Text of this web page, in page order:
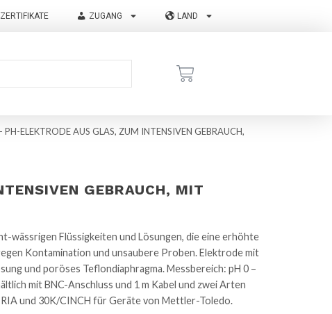
ZERTIFIKATE ZUGANG LAND
- PH-ELEKTRODE AUS GLAS, ZUM INTENSIVEN GEBRAUCH,
GEBRAUCH, MIT
wässrigen Flüssigkeiten und Lösungen, die eine erhöhte
Kontamination und unsaubere Proben. Elektrode mit
und poröses Teflondiaphragma. Messbereich: pH 0 –
mit BNC-Anschluss und 1 m Kabel und zwei Arten
und 30K/CINCH für Geräte von Mettler-Toledo.